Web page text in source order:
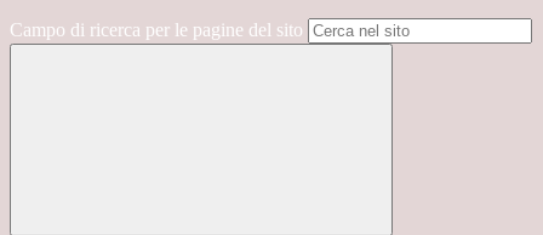
Campo di ricerca per le pagine del sito